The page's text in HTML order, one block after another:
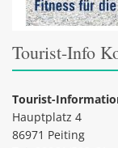
Tourist-Info
Tourist-
Hauptplatz 4
86971 Peiting